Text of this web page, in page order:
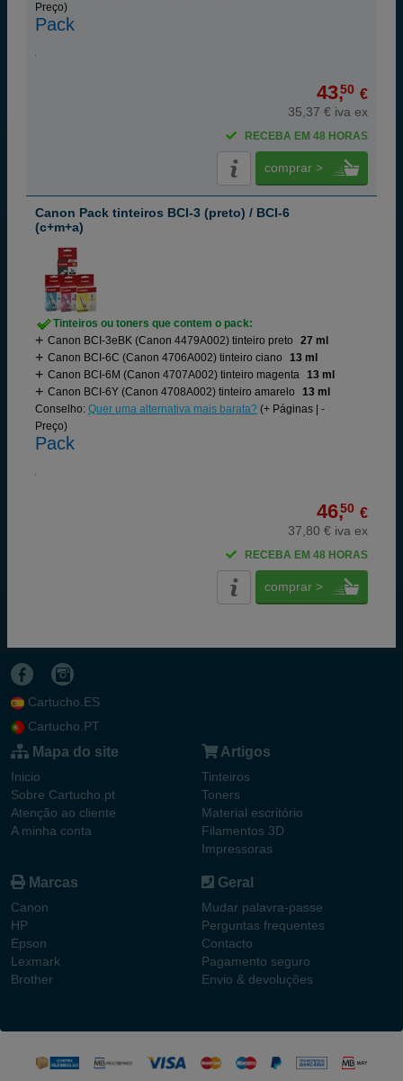
Preço)
Pack
43,50 €
35,37 € iva ex
RECEBA EM 48 HORAS
comprar >
Canon Pack tinteiros BCI-3 (preto) / BCI-6
(c+m+a)
Tinteiros ou toners que contem o pack:
Canon BCI-3eBK (Canon 4479A002) tinteiro preto
27 ml
Canon BCI-6C (Canon 4706A002) tinteiro ciano
13 ml
Canon BCI-6M (Canon 4707A002) tinteiro magenta 13 ml
Canon BCI-6Y (Canon 4708A002) tinteiro amarelo
13 ml
Conselho: Quer uma alternativa mais barata? (+ Páginas | -
Preço)
Pack
46,50 €
37,80 € iva ex
RECEBA EM 48 HORAS
comprar >
Cartucho.ES
Cartucho.PT
Mapa do site
Inicio
Sobre Cartucho.pt
Atenção ao cliente
A minha conta
Artigos
Tinteiros
Toners
Material escritório
Filamentos 3D
Impressoras
Marcas
Canon
HP
Epson
Lexmark
Brother
Geral
Mudar palavra-passe
Perguntas frequentes
Contacto
Pagamento seguro
Envio & devoluções